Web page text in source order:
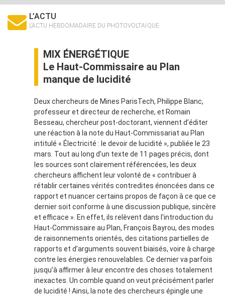
L’ACTU
L’ACTU HEBDOMADAIRE DU PHOTOVOLTAÏQUE
MIX ÉNERGÉTIQUE
Le Haut-Commissaire au Plan
manque de lucidité
Deux chercheurs de Mines ParisTech, Philippe Blanc,
professeur et directeur de recherche, et Romain
Besseau, chercheur post-doctorant, viennent d’éditer
une réaction à la note du Haut-Commissariat au Plan
intitulé « Électricité : le devoir de lucidité », publiée le 23
mars. Tout au long d’un texte de 11 pages précis, dont
les sources sont clairement référencées, les deux
chercheurs affichent leur volonté de « contribuer à
rétablir certaines vérités contredites énoncées dans ce
rapport et nuancer certains propos de façon à ce que ce
dernier soit conforme à une discussion publique, sincère
et efficace ». En effet, ils relèvent dans l'introduction du
Haut-Commissaire au Plan, François Bayrou, des modes
de raisonnements orientés, des citations partielles de
rapports et d’arguments souvent biaisés, voire à charge
contre les énergies renouvelables. Ce dernier va parfois
jusqu’à affirmer à leur encontre des choses totalement
inexactes. Un comble quand on veut précisément parler
de lucidité ! Ainsi, la note des chercheurs épingle une